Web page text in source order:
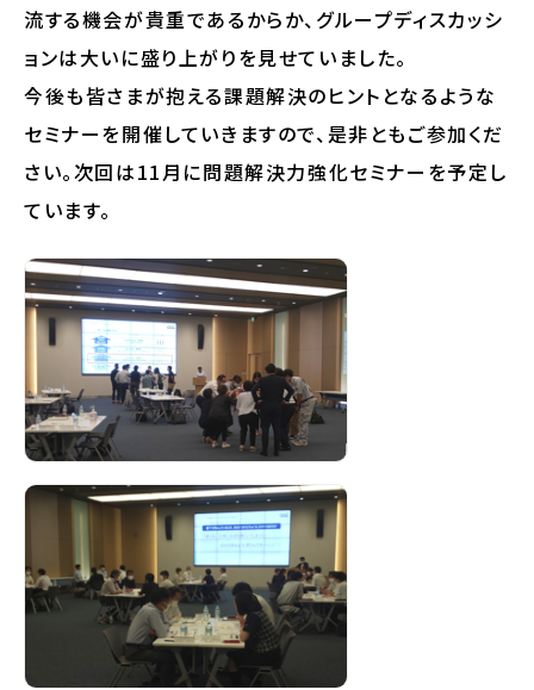
流する機会が貴重であるからか、グループディスカッシ
ョンは大いに盛り上がりを見せていました。
今後も皆さまが抱える課題解決のヒントとなるような
セミナーを開催していきますので、是非ともご参加くだ
さい。次回は11月に問題解決力強化セミナーを予定し
ています。